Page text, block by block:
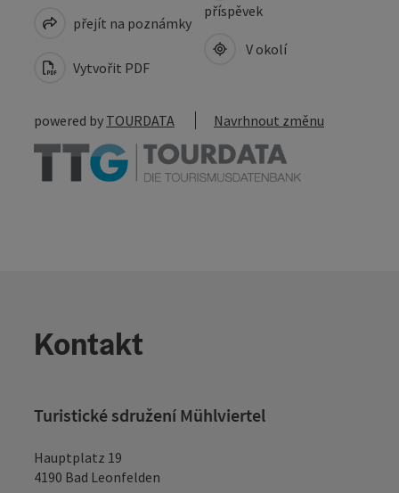
přejít na poznámky
Vytvořit PDF
příspěvek
V okolí
powered by TOURDATA Navrhnout změnu
Kontakt
Turistické sdružení Mühlviertel
Hauptplatz 19
4190 Bad Leonfelden